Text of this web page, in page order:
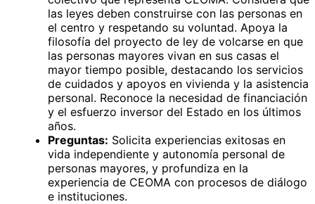
las leyes deben construirse con las personas en
el centro y respetando su voluntad. Apoya la
filosofía del proyecto de ley de volcarse en que
las personas mayores vivan en sus casas el
mayor tiempo posible, destacando los servicios
de cuidados y apoyos en vivienda y la asistencia
personal. Reconoce la necesidad de financiación
y el esfuerzo inversor del Estado en los últimos
años.
Preguntas: Solicita experiencias exitosas en
vida independiente y autonomía personal de
personas mayores, y profundiza en la
experiencia de CEOMA con procesos de diálogo
e instituciones.